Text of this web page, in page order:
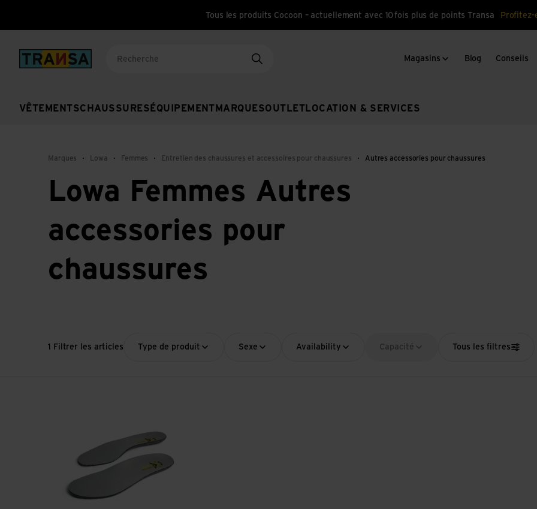
Tous les produits Cocoon – actuellement avec 10 fois plus de points Transa Profitez-
Back to home
VÊTEMENTSCHAUSSURES ÉQUIPEMENT MARQUESOUTLET LOCATION & SERVICES
Magasins Blog Conseils
Marques Lowa Femmes Entretien des chaussures et accessoires pour chaussures Autres accessories pour chaussures
Lowa Femmes Autres
accessories pour
chaussures
1 Filtrer les articles Type de produit Sexe Availability Capacité Tous les filtres